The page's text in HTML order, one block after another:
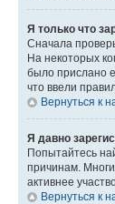
Я только что
Сначала
На некоторых
было прислано
что ввели
Вернуться к
Я давно
Попытайтесь
причинам.
активнее
Вернуться к